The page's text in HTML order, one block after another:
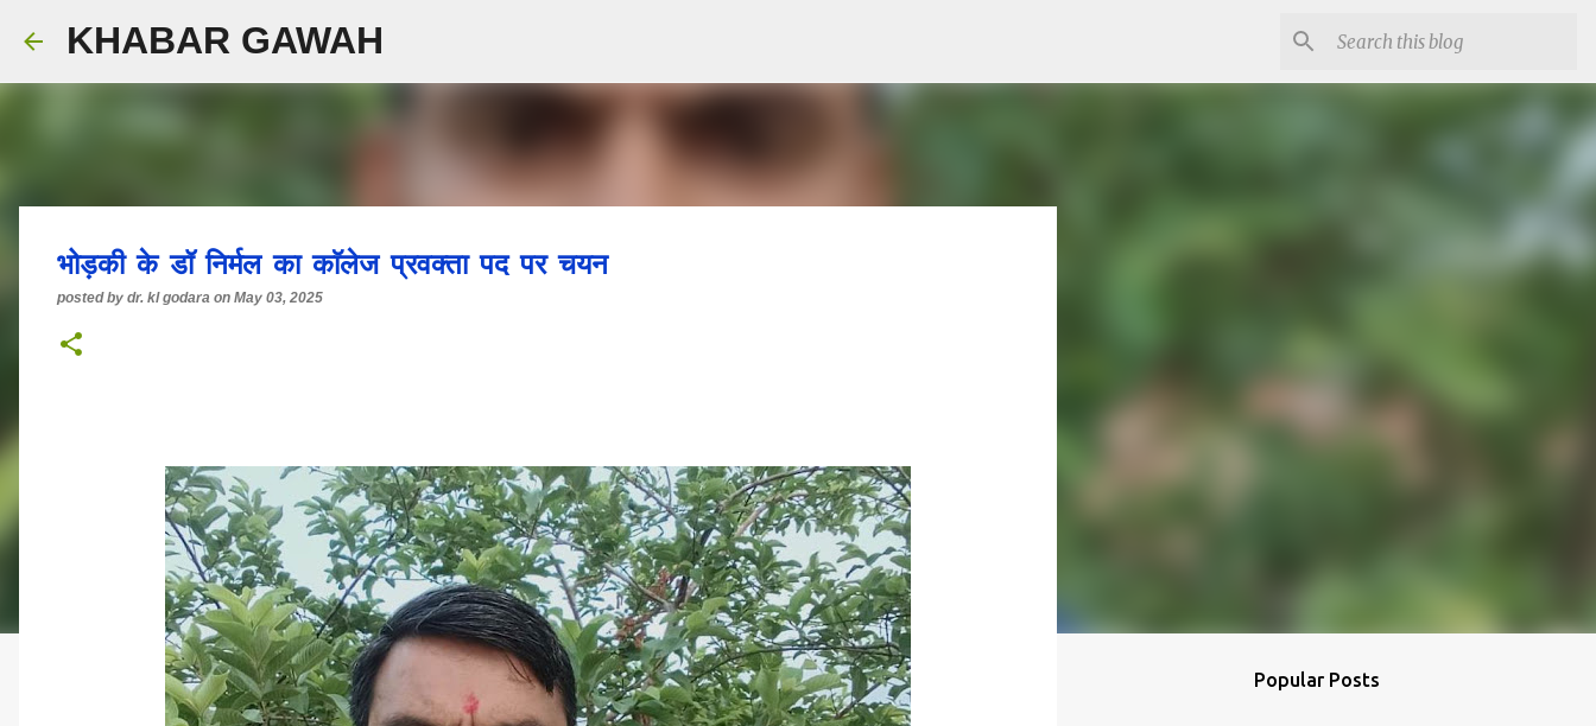
KHABAR GAWAH
भोड़की के डॉ निर्मल का काॅलेज प्रवक्ता पद पर चयन
posted by dr. kl godara on May 03, 2025
Popular Posts